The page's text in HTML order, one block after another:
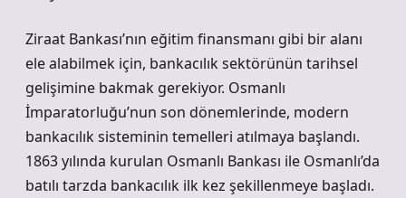
Ziraat Bankası’nın eğitim finansmanı gibi bir alanı
ele alabilmek için, bankacılık sektörünün tarihsel
gelişimine bakmak gerekiyor. Osmanlı
İmparatorluğu’nun son dönemlerinde, modern
bankacılık sisteminin temelleri atılmaya başlandı.
1863 yılında kurulan Osmanlı Bankası ile Osmanlı’da
batılı tarzda bankacılık ilk kez şekillenmeye başladı.